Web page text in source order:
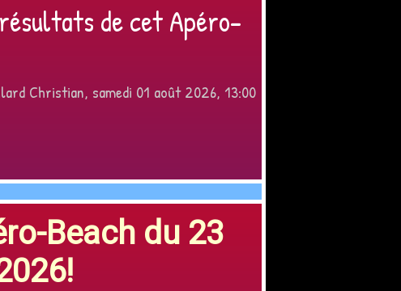
de cet Apéro-
Christian, samedi 01 août 2026, 13:00
Beach du 23